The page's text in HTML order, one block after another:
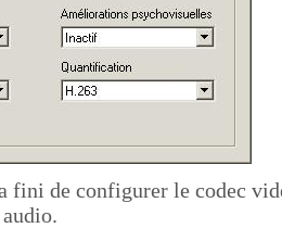
fini de configurer le codec